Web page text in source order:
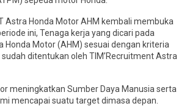
Astra Honda Motor AHM kembali membuka
ini, Tenaga kerja yang dicari pada
Honda Motor (AHM) sesuai dengan kriteria
ditentukan oleh TIM’Recruitment Astra
meningkatkan Sumber Daya Manusia serta
mencapai suatu target dimasa depan.